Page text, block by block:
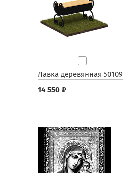
Лавка деревянная 50109
14 550 ₽